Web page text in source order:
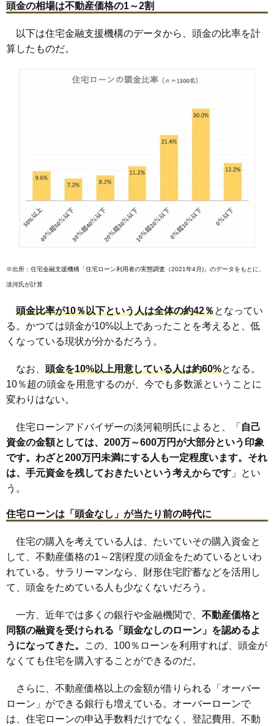
頭金の相場は不動産価格の1～2割
以下は住宅金融支援機構のデータから、頭金の比率を計
算したものだ。
※出所：住宅金融支援機構「住宅ローン利用者の実態調査（2021年4月) 」のデータをもとに、
淡河氏が計算
頭金比率が10％以下という人は全体の約42％となってい
る。かつては頭金が10%以上であったことを考えると、低
くなっている現状が分かるだろう。
なお、 頭金を10%以上用意している人は約60%となる。
10％超の頭金を用意するのが、今でも多数派ということに
変わりはない。
住宅ローンアドバイザーの淡河範明氏によると、「 自己
資金の金額としては、200万～600万円が大部分という印象
です。わざと200万円未満にする人も一定程度います。それ
は、手元資金を残しておきたいという考えからです 」とい
う。
住宅ローンは「頭金なし」が当たり前の時代に
住宅の購入を考えている人は、たいていその購入資金と
して、不動産価格の1～2割程度の頭金をためているといわ
れている。サラリーマンなら、財形住宅貯蓄などを活用し
て、頭金をためている人も少なくないだろう。
一方、近年では多くの銀行や金融機関で、 不動産価格と
同額の融資を受けられる「頭金なしのローン」を認めるよ
うになってきた。
この、100％ローンを利用すれば、頭金が
なくても住宅を購入することができるのだ。
さらに、不動産価格以上の金額が借りられる「オーバー
ローン」ができる銀行も増えている。オーバーローンで
は、住宅ローンの申込手数料だけでなく、登記費用、不動